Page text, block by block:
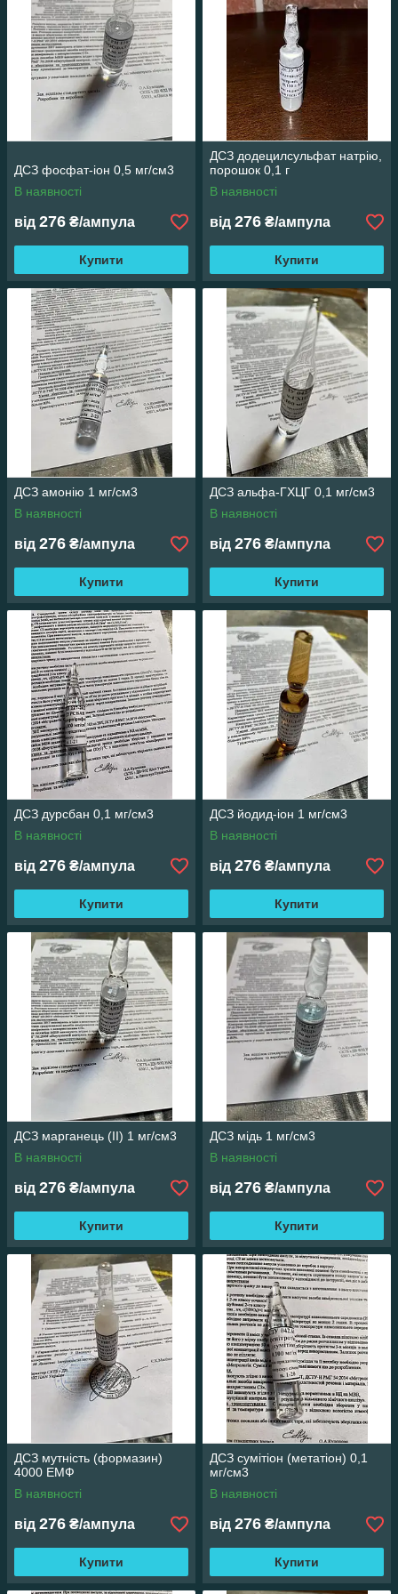
ДСЗ фосфат-іон 0,5 мг/см3
В наявності
від 276 ₴/ампула
Купити
ДСЗ додецилсульфат натрію,
порошок 0,1 г
В наявності
від 276 ₴/ампула
Купити
ДСЗ амонію 1 мг/см3
В наявності
від 276 ₴/ампула
Купити
ДСЗ альфа-ГХЦГ 0,1 мг/см3
В наявності
від 276 ₴/ампула
Купити
ДСЗ дурсбан 0,1 мг/см3
В наявності
від 276 ₴/ампула
Купити
ДСЗ йодид-іон 1 мг/см3
В наявності
від 276 ₴/ампула
Купити
ДСЗ марганець (ІІ) 1 мг/см3
В наявності
від 276 ₴/ампула
Купити
ДСЗ мідь 1 мг/см3
В наявності
від 276 ₴/ампула
Купити
ДСЗ мутність (формазин)
4000 ЕМФ
В наявності
від 276 ₴/ампула
Купити
ДСЗ сумітіон (метатіон) 0,1
мг/см3
В наявності
від 276 ₴/ампула
Купити